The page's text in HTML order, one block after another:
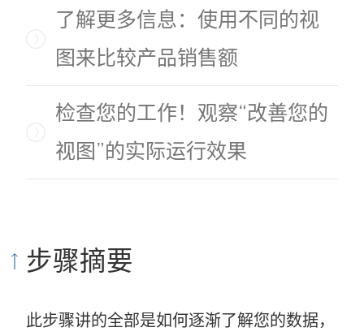
了解更多信息：使用不同的视
图来比较产品销售额
检查您的工作！观察“改善您的
视图”的实际运行效果
步骤摘要
此步骤讲的全部是如何逐渐了解您的数据，